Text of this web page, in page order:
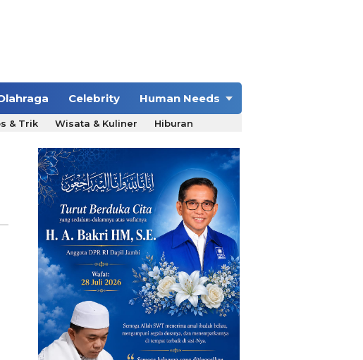
Celebrity Human Needs
& Trik Wisata & Kuliner Hiburan